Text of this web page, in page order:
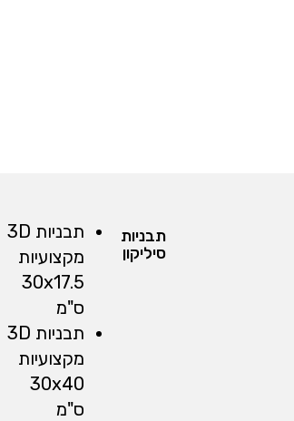
תבניות
סיליקון
תבניות 3D
מקצועיות
30x17.5
ס"מ
תבניות 3D
מקצועיות
30x40
ס"מ